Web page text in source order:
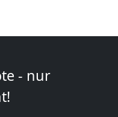
- nur